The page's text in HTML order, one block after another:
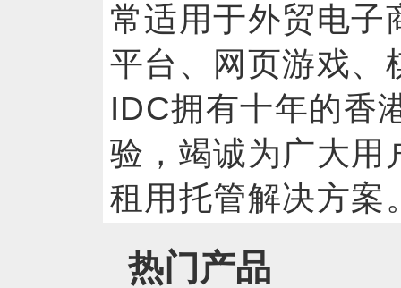
常适用于外贸电子
平台、网页游戏、
IDC拥有十年的香
验，竭诚为广大用
租用托管解决方案
热门产品